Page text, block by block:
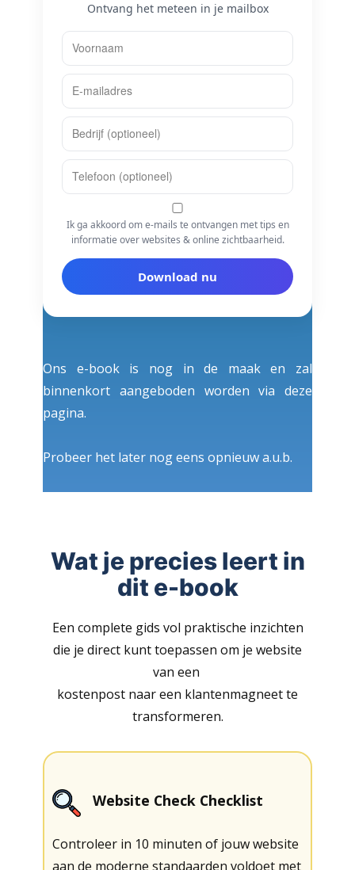
Ontvang het meteen in je mailbox
Ik ga akkoord om e-mails te ontvangen met tips en
informatie over websites & online zichtbaarheid.
Download nu
Ons e-book is nog in de maak en zal
binnenkort aangeboden worden via deze
pagina.
Probeer het later nog eens opnieuw a.u.b.
Wat je precies leert in
dit e-book
Een complete gids vol praktische inzichten
die je direct kunt toepassen om je website
van een
kostenpost naar een klantenmagneet te
transformeren.
Website Check Checklist
Controleer in 10 minuten of jouw website
aan de moderne standaarden voldoet met